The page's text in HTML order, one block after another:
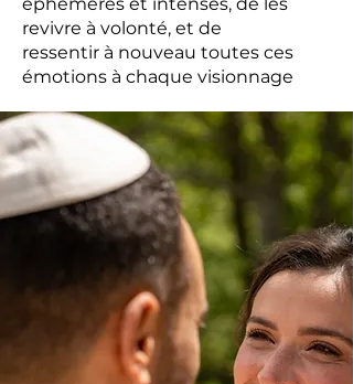
revivre à volonté, et de
ressentir à nouveau toutes ces
émotions à chaque visionnage